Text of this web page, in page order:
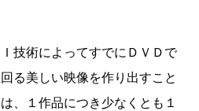
技術によってすでにＤＶＤで
る美しい映像を作り出すこと
、１作品につき少なくとも１